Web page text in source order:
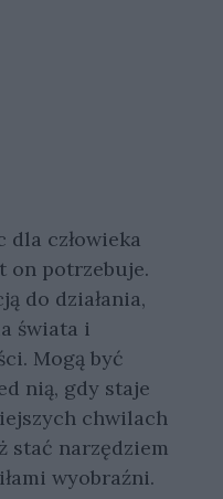
dla człowieka
on potrzebuje.
do działania,
świata i
Mogą być
nią, gdy staje
chwilach
stać narzędziem
wyobraźni.